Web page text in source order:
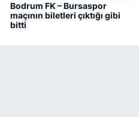
Bodrum FK – Bursaspor
maçının biletleri çıktığı gibi
bitti